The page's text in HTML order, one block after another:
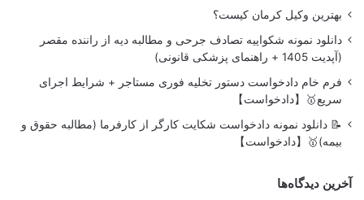
بهترین وکیل کرمان کیست؟
دانلود نمونه شکواییه تصادف جرحی و مطالبه دیه از راننده مقصر
(آپدیت 1405 + راهنمای پزشکی قانونی)
فرم خام دادخواست دستور تخلیه فوری مستاجر + شرایط اجرای
سریع🥇【دادخواست】
📝 دانلود نمونه دادخواست شکایت کارگر از کارفرما (مطالبه حقوق و
بیمه)🥇【دادخواست】
آخرین دیدگاه‌ها